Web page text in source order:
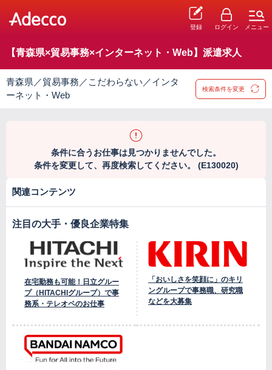
登録 ログイン メニュー
【青森県×貿易事務×インターネット・Web】派遣求人
青森県／貿易事務／こだわらない／インタ
ーネット・Web
検索条件を変更
条件に合うお仕事は見つかりませんでした。
条件を変更して、再度検索してください。 (E130020)
関連コンテンツ
注目の大手・優良企業特集
在宅勤務も可能！日立グルー
プ（HITACHIグループ）で事
務系・テレオペのお仕事
「おいしさを笑顔に」のキリ
ングループで事務職、研究職
などを大募集